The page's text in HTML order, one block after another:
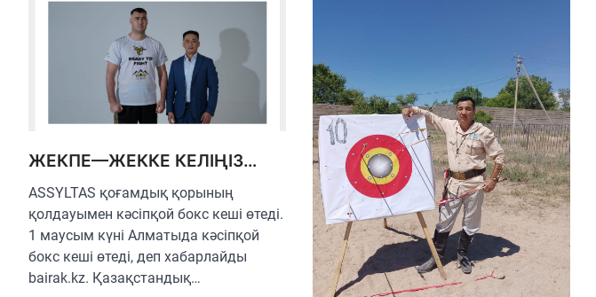
ЖЕКПЕ—ЖЕККЕ КЕЛІҢІЗ…
ASSYLTAS қоғамдық қорының
қолдауымен кәсіпқой бокс кеші өтеді.
1 маусым күні Алматыда кәсіпқой
бокс кеші өтеді, деп хабарлайды
bairak.kz. Қазақстандық…